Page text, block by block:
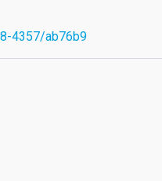
4357/ab76b9